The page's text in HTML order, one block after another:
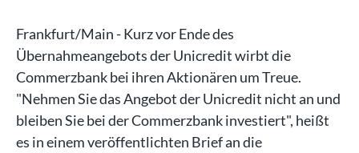
Frankfurt/Main - Kurz vor Ende des
Übernahmeangebots der Unicredit wirbt die
Commerzbank bei ihren Aktionären um Treue.
"Nehmen Sie das Angebot der Unicredit nicht an und
bleiben Sie bei der Commerzbank investiert", heißt
es in einem veröffentlichten Brief an die